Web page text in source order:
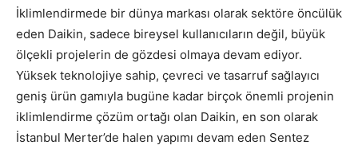
İklimlendirmede bir dünya markası olarak sektöre öncülük
eden Daikin, sadece bireysel kullanıcıların değil, büyük
ölçekli projelerin de gözdesi olmaya devam ediyor.
Yüksek teknolojiye sahip, çevreci ve tasarruf sağlayıcı
geniş ürün gamıyla bugüne kadar birçok önemli projenin
iklimlendirme çözüm ortağı olan Daikin, en son olarak
İstanbul Merter’de halen yapımı devam eden Sentez